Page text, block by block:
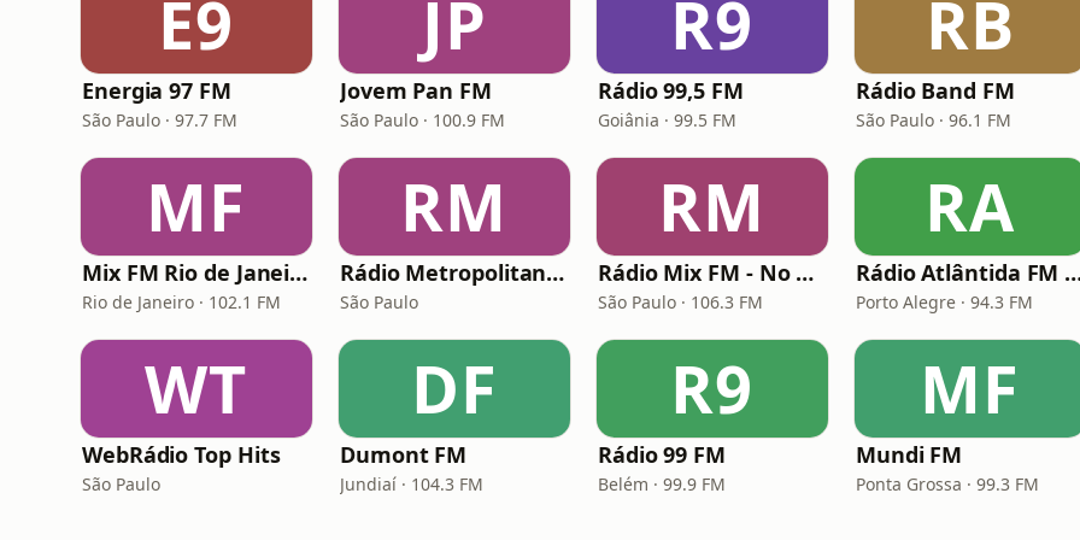
E9
Energia 97 FM
São Paulo · 97.7 FM
JP
Jovem Pan FM
São Paulo · 100.9 FM
R9
Rádio 99,5 FM
Goiânia · 99.5 FM
RB
Rádio Band FM
São Paulo · 96.1 FM
MF
Mix FM Rio de Janeiro
Rio de Janeiro · 102.1 FM
RM
Rádio Metropolitana POP
São Paulo
RM
Rádio Mix FM - No Break
São Paulo · 106.3 FM
RA
Rádio Atlântida
Porto Alegre · 94.3 FM
WT
WebRádio Top Hits
São Paulo
DF
Dumont FM
Jundiaí · 104.3 FM
R9
Rádio 99 FM
Belém · 99.9 FM
MF
Mundi FM
Ponta Grossa · 99.3 FM